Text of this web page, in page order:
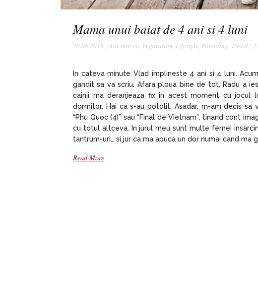
Mama unui baiat de 4 ani si 4 luni
30.06.2018 , Asa sunt eu, Inspiration, Lifestyle, Parenting, Travel ,
In cateva minute Vlad implineste 4 ani si 4 luni.
gandit sa va scriu. Afara ploua bine de tot, Radu a
cainii ma deranjeaza fix in acest moment cu
dormitor. Hai ca s-au potolit. Asadar, m-am decis
“Phu Quoc (4)” sau “Final de Vietnam”, tinand cont
cu totul altceva. In jurul meu sunt multe femei
tantrum-uri… si jur ca ma apuca un dor numai cand
Read More